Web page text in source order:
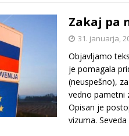
Zakaj pa
31. januarja,
Objavljamo
je pomagala
(neuspešno),
vedno pametni
Opisan je
vizuma.